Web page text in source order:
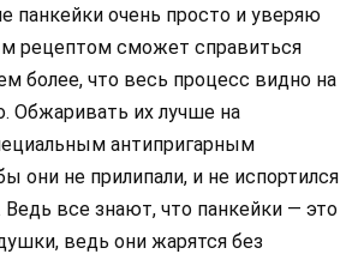
панкейки очень просто и уверяю
рецептом сможет справиться
более, что весь процесс видно на
Обжаривать их лучше на
антипригарным
они не прилипали, и не испортился
все знают, что панкейки — это
ведь они жарятся без